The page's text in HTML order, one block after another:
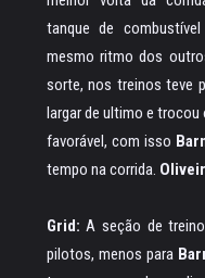
tanque de
mesmo ritmo dos
sorte, nos treinos teve
largar de ultimo e trocou
favorável, com isso
tempo na corrida.
Grid:A seção de
pilotos, menos para